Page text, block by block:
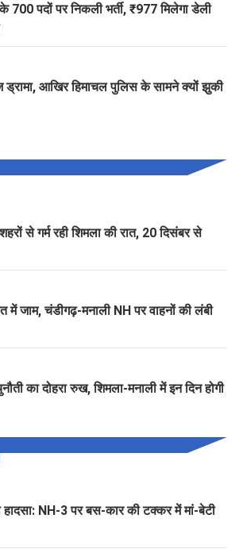
700 पदों पर निकली भर्ती, ₹977 मिलेगा डेली
ड्रामा, आखिर हिमाचल पुलिस के सामने क्यों झुकी
से गर्म रही शिमला की रात, 20 दिसंबर से
जाम, चंडीगढ़-मनाली NH पर वाहनों की लंबी
का दोहरा रुख, शिमला-मनाली में इन दिन होगी
NH-3 पर बस-कार की टक्कर में मां-बेटी